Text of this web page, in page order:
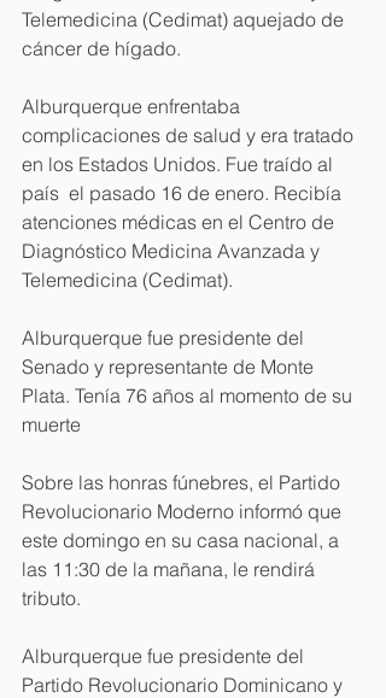
Telemedicina (Cedimat) aquejado de
cáncer de hígado.
Alburquerque enfrentaba
complicaciones de salud y era tratado
en los Estados Unidos. Fue traído al
país  el pasado 16 de enero. Recibía
atenciones médicas en el Centro de
Diagnóstico Medicina Avanzada y
Telemedicina (Cedimat).
Alburquerque fue presidente del
Senado y representante de Monte
Plata. Tenía 76 años al momento de su
muerte
Sobre las honras fúnebres, el Partido
Revolucionario Moderno informó que
este domingo en su casa nacional, a
las 11:30 de la mañana, le rendirá
tributo.
Alburquerque fue presidente del
Partido Revolucionario Dominicano y